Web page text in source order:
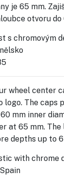
je 65 mm.
otvoru do
s chromovým
wheel center
logo. The caps
mm inner
at 65 mm. The
depths up to 6
with chrome